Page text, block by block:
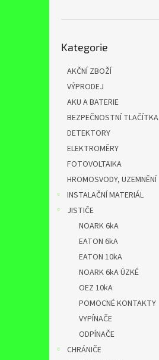
kategorie
Kategorie
AKČNÍ ZBOŽÍ
VÝPRODEJ
AKU A BATERIE
BEZPEČNOSTNÍ TLAČÍTKA
DETEKTORY
ELEKTROMĚRY
FOTOVOLTAIKA
HROMOSVODY, UZEMNĚNÍ
INSTALAČNÍ MATERIÁL
JISTIČE
NOARK 6kA
EATON 6kA
EATON 10kA
NOARK 6kA ÚZKÉ
OEZ 10kA
POMOCNÉ KONTAKTY
VYPÍNAČE
ODPÍNAČE
CHRÁNIČE